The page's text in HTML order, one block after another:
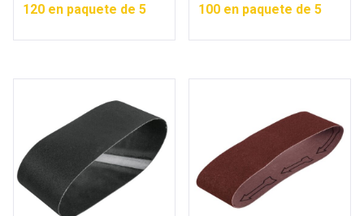
120 en paquete de 5
100 en paquete de 5